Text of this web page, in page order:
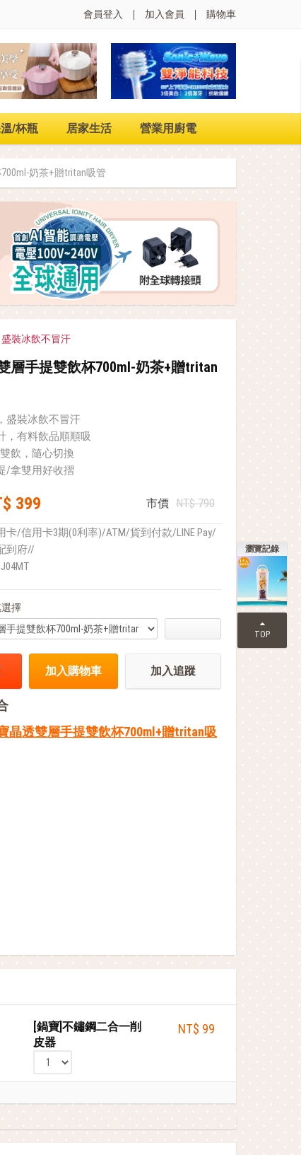
會員登入 加入會員 購物車
/杯瓶 居家生活 營業用廚電
奶茶+贈tritan吸管
裝冰飲不冒汗
層手提雙飲杯700ml-奶茶+贈tritan
盛裝冰飲不冒汗
，有料飲品順順吸
飲，隨心切換
/拿雙用好收摺
399 市價 NT$ 790
卡/信用卡3期(0利率)/ATM/貨到付款/LINE Pay/
到府//
J04MT
擇
加入購物車 加入追蹤
晶透雙層手提雙飲杯700ml+贈tritan吸
[鍋寶]不鏽鋼二合一削
皮器
NT$ 99
瀏覽記錄
TOP